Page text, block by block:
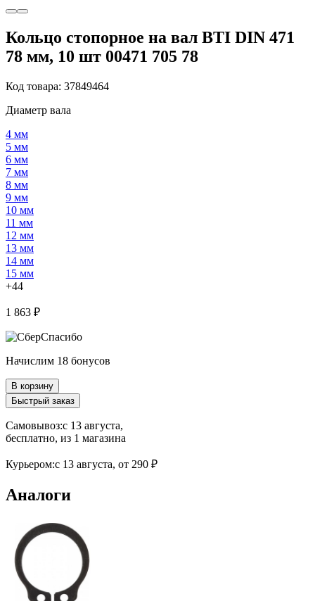
Кольцо стопорное на вал BTI DIN 471
78 мм, 10 шт 00471 705 78
Код товара: 37849464
Диаметр вала
4 мм
5 мм
6 мм
7 мм
8 мм
9 мм
10 мм
11 мм
12 мм
13 мм
14 мм
15 мм
+44
1 863 ₽
Начислим 18 бонусов
В корзину
Быстрый заказ
Самовывоз:c 13 августа,
бесплатно, из 1 магазина
Курьером:c 13 августа, от 290 ₽
Аналоги